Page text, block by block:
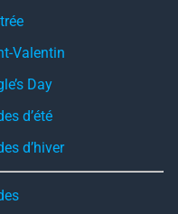
Valentin
Day
d’été
d’hiver